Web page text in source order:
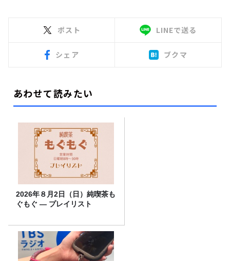
ポスト LINEで送る
シェア ブクマ
あわせて読みたい
2026年８月2日（日）純喫茶も
ぐもぐ ― プレイリスト